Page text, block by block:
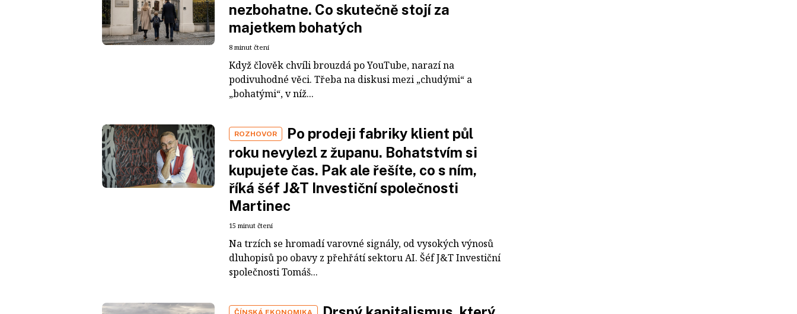
nezbohatne. Co skutečně stojí za
majetkem bohatých
8 minut čtení
Když člověk chvíli brouzdá po YouTube, narazí na
podivuhodné věci. Třeba na diskusi mezi „chudými“ a
„bohatými“, v níž...
ROZHOVOR
Po prodeji fabriky klient půl
roku nevylezl z županu. Bohatstvím si
kupujete čas. Pak ale řešíte, co s ním,
říká šéf J&T Investiční společnosti
Martinec
15 minut čtení
Na trzích se hromadí varovné signály, od vysokých výnosů
dluhopisů po obavy z přehřátí sektoru AI. Šéf J&T Investiční
společnosti Tomáš...
ČÍNSKÁ EKONOMIKA